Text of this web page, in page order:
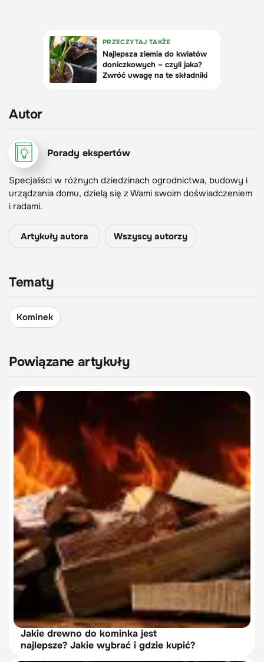
Autor
Porady ekspertów
Specjaliści w różnych dziedzinach ogrodnictwa, budowy i
urządzania domu, dzielą się z Wami swoim doświadczeniem
i radami.
Artykuły autora Wszyscy autorzy
Tematy
Kominek
Powiązane artykuły
Jakie drewno do kominka jest
najlepsze? Jakie wybrać i gdzie kupić?